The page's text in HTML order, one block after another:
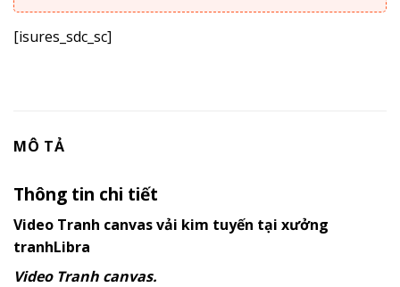
[isures_sdc_sc]
MÔ TẢ
Thông tin chi tiết
Video Tranh canvas vải kim tuyến tại xưởng
tranhLibra
Video Tranh canvas.